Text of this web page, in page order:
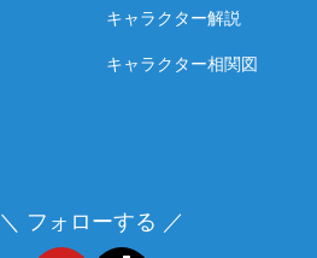
キャラクター解説
キャラクター相関図
＼ フォローする ／